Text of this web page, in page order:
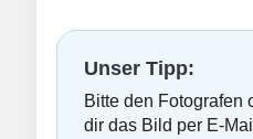
Unser Tipp:
Bitte den Fotografen
dir das Bild per E-